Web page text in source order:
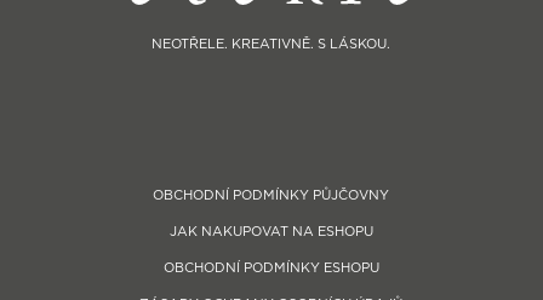
NEOTŘELE. KREATIVNĚ. S LÁSKOU.
OBCHODNÍ PODMÍNKY PŮJČOVNY
JAK NAKUPOVAT NA ESHOPU
OBCHODNÍ PODMÍNKY ESHOPU